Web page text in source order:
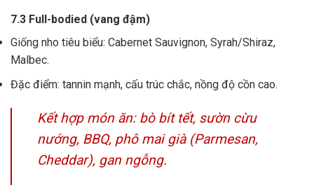
7.3 Full-bodied (vang đậm)
Giống nho tiêu biểu: Cabernet Sauvignon, Syrah/Shiraz,
Malbec.
Đặc điểm: tannin mạnh, cấu trúc chắc, nồng độ cồn cao.
Kết hợp món ăn: bò bít tết, sườn cừu
nướng, BBQ, phô mai già (Parmesan,
Cheddar), gan ngỗng.